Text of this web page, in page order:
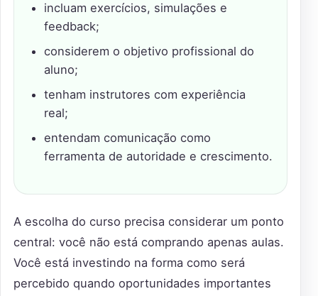
incluam exercícios, simulações e
feedback;
considerem o objetivo profissional do
aluno;
tenham instrutores com experiência
real;
entendam comunicação como
ferramenta de autoridade e crescimento.
A escolha do curso precisa considerar um ponto
central: você não está comprando apenas aulas.
Você está investindo na forma como será
percebido quando oportunidades importantes